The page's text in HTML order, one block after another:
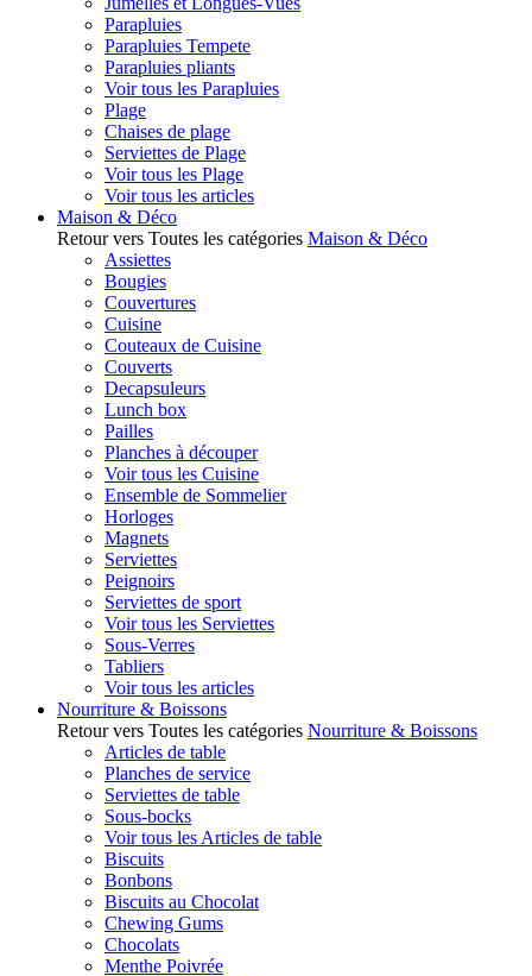
Parapluies
Parapluies Tempete
Parapluies pliants
Voir tous les Parapluies
Plage
Chaises de plage
Serviettes de Plage
Voir tous les Plage
Voir tous les articles
Maison & Déco
Retour vers Toutes les catégories Maison & Déco
Assiettes
Bougies
Couvertures
Cuisine
Couteaux de Cuisine
Couverts
Decapsuleurs
Lunch box
Pailles
Planches à découper
Voir tous les Cuisine
Ensemble de Sommelier
Horloges
Magnets
Serviettes
Peignoirs
Serviettes de sport
Voir tous les Serviettes
Sous-Verres
Tabliers
Voir tous les articles
Nourriture & Boissons
Retour vers Toutes les catégories Nourriture & Boissons
Articles de table
Planches de service
Serviettes de table
Sous-bocks
Voir tous les Articles de table
Biscuits
Bonbons
Biscuits au Chocolat
Chewing Gums
Chocolats
Menthe Poivrée